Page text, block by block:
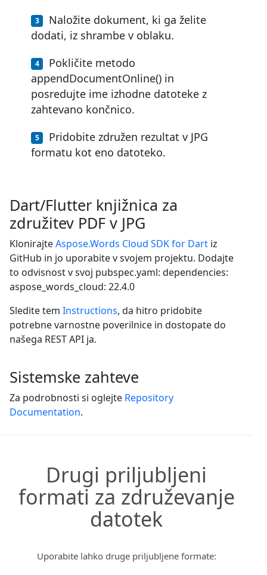
Naložite dokument, ki ga želite
dodati, iz shrambe v oblaku.
Pokličite metodo
appendDocumentOnline() in
posredujte ime izhodne datoteke z
zahtevano končnico.
Pridobite združen rezultat v JPG
formatu kot eno datoteko.
Dart/Flutter knjižnica za
združitev PDF v JPG
KlonirajteAspose.Words Cloud SDK for Dart iz
GitHub in jo uporabite v svojem projektu. Dodajte
to odvisnost v svoj pubspec.yaml: dependencies:
aspose_words_cloud: 22.4.0
Sledite tem Instructions, da hitro pridobite
potrebne varnostne poverilnice in dostopate do
našega REST API ja.
Sistemske zahteve
Za podrobnosti si oglejte Repository
Documentation.
Drugi priljubljeni
formati za združevanje
datotek
Uporabite lahko druge priljubljene formate: